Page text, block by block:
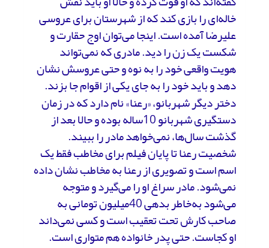
خاله‌‌ای را بازی کند که از شهرستان برای عروسی
علیرضا آمده است. اینجا می‌توان اوج حقارت و
شکست یک زن را دید. مادری که نمی‌تواند
هویت واقعی خود را به نوه و حتی عروسش نشان
دهد و باید خود را به جای یکی از اقوام جا بزند.
دختر دیگر شهربانو، «رعنا» نام دارد که در زمان
دستگیری شهربانو 10ساله بوده و حالا بعد از
گذشت سال‌ها، نمی‌خواهد مادر را ببیند.
شخصیت رعنا تا پایان فیلم برای مخاطب فقط یک
اسم است و تصویری از رعنا به مخاطب نشان داده
نمی‌شود. مادر سراغ او را می‌گیرد و متوجه
می‌شود به‌خاطر بدهی 40میلیون تومانی به
صاحب کارش تحت تعقیب است و کسی نمی‌داند
او کجاست. حتی پدر خانواده هم متواری است.